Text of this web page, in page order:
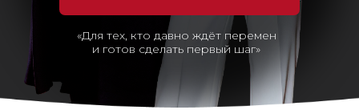
«Для тех, кто давно ждёт перемен
и готов сделать первый шаг»